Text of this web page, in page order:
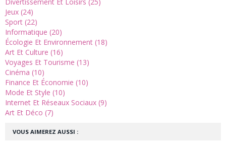
VOUS AIMEREZ AUSSI :
Jeux (24)
Sport (22)
Informatique (20)
Écologie Et Environnement (18)
Art Et Culture (16)
Voyages Et Tourisme (13)
Cinéma (10)
Finance Et Économie (10)
Mode Et Style (10)
Internet Et Réseaux Sociaux (9)
Art Et Déco (7)